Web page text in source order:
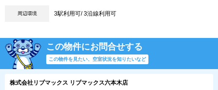
周辺環境 3駅利用可/ 3沿線利用可
この物件にお問合せする
この物件を見たい、空室状況を知りたいなど
株式会社リブマックス リブマックス六本木店